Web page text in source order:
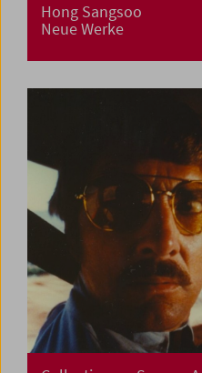
Hong Sangsoo
Neue Werke